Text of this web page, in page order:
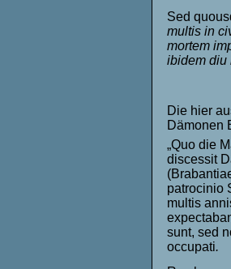
Sed
multis in
mortem
ibidem diu
Die hier
Dämonen
„Quo die
discessit
patrocinio
multis
sunt, sed
occupati.